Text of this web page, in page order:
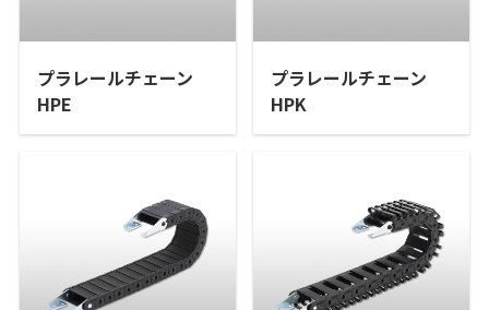
プラレールチェーン
HPE
プラレールチェーン
HPK